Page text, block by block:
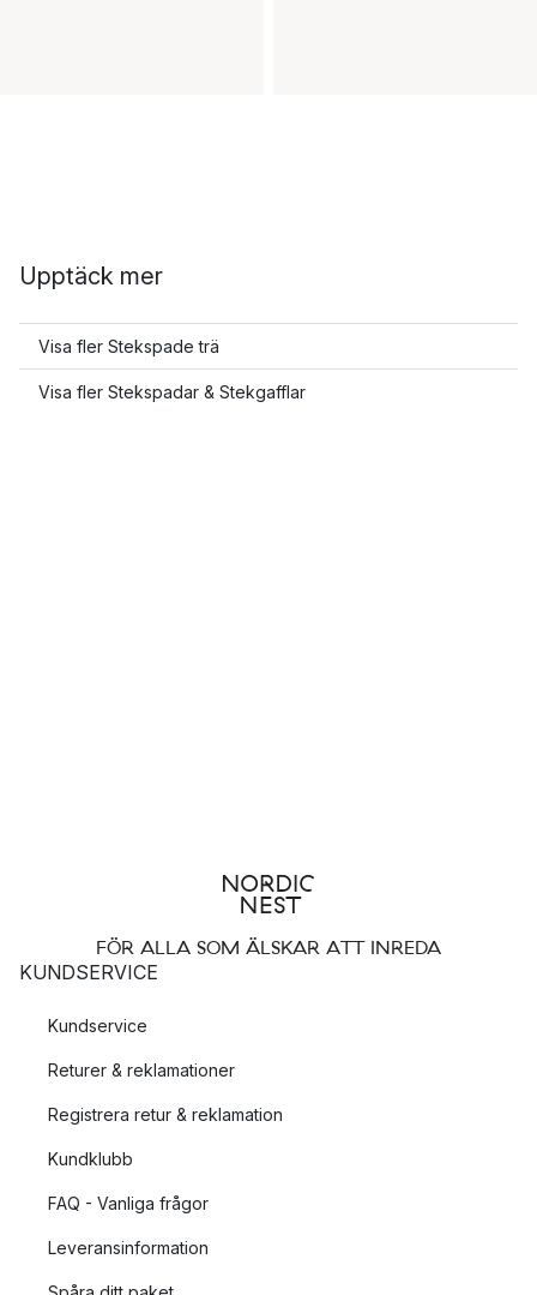
Upptäck mer
Visa fler Stekspade trä
Visa fler Stekspadar & Stekgafflar
FÖR ALLA SOM ÄLSKAR ATT INREDA
KUNDSERVICE
Kundservice
Returer & reklamationer
Registrera retur & reklamation
Kundklubb
FAQ - Vanliga frågor
Leveransinformation